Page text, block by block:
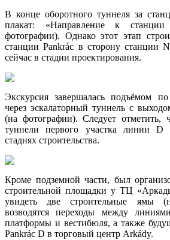
В конце оборотного туннеля за
плакат: «Направление к
фотографии). Однако этот этап
станции Pankrác в сторону станции
сейчас в стадии проектирования.
Экскурсия завершалась подъёмом
через эскалаторный туннель с
(на фотографии). Следует отметить,
туннели первого участка линии D
стадиях строительства.
Кроме подземной части, был
строительной площадки у ТЦ
увидеть две строительные ямы
возводятся переходы между
платформы и вестибюля, а также
Pankrác D в торговый центр Arkády.